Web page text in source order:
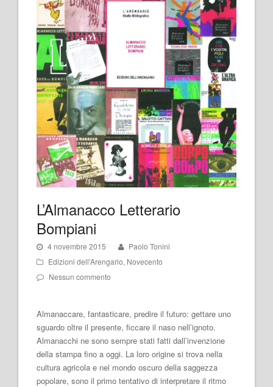
L’Almanacco Letterario
Bompiani
4 novembre 2015
Paolo Tonini
Edizioni dell'Arengario, Novecento
Nessun commento
Almanaccare, fantasticare, predire il futuro: gettare uno
sguardo oltre il presente, ficcare il naso nell’ignoto.
Almanacchi ne sono sempre stati fatti dall’invenzione
della stampa fino a oggi. La loro origine si trova nella
cultura agricola e nel mondo oscuro della saggezza
popolare, sono il primo tentativo di interpretare il ritmo